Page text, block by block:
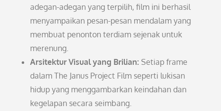
adegan-adegan yang terpilih, film ini berhasil
menyampaikan pesan-pesan mendalam yang
membuat penonton terdiam sejenak untuk
merenung.
Arsitektur Visual yang Brilian: Setiap frame
dalam The Janus Project Film seperti lukisan
hidup yang menggambarkan keindahan dan
kegelapan secara seimbang.